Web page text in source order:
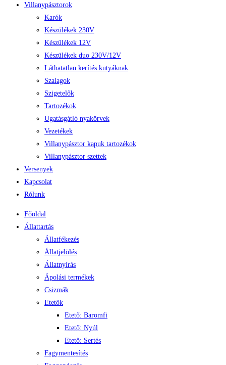
Villanypásztorok
Karók
Készülékek 230V
Készülékek 12V
Készülékek duo 230V/12V
Láthatatlan kerítés kutyáknak
Szalagok
Szigetelők
Tartozékok
Ugatásgátló nyakörvek
Vezetékek
Villanypásztor kapuk tartozékok
Villanypásztor szettek
Versenyek
Kapcsolat
Rólunk
Főoldal
Állattartás
Állatfékezés
Állatjelölés
Állatnyírás
Ápolási termékek
Csizmák
Etetők
Etető: Baromfi
Etető: Nyúl
Etető: Sertés
Fagymentesítés